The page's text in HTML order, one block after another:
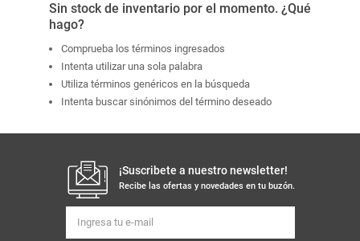
Sin stock de inventario por el momento. ¿Qué
hago?
Comprueba los términos ingresados
Intenta utilizar una sola palabra
Utiliza términos genéricos en la búsqueda
Intenta buscar sinónimos del término deseado
¡Suscribete a nuestro newsletter!
Recibe las ofertas y novedades en tu buzón.